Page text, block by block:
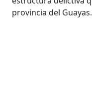
provincia del Guayas.